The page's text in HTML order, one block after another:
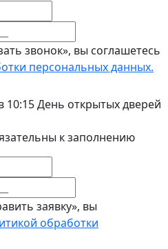
звонок», вы соглашетесь
персональных данных.
10:15 День открытых дверей
к заполнению
заявку», вы
обработки